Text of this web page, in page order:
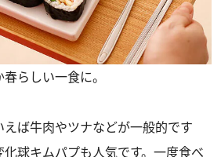
らしい一食に。
ば牛肉やツナなどが一般的です
球キムパプも人気です。一度食べ